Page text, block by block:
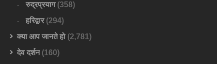
रुद्रप्रयाग(358)
हरिद्वार(294)
क्या आप जानते हो(2,781)
देव दर्शन(160)